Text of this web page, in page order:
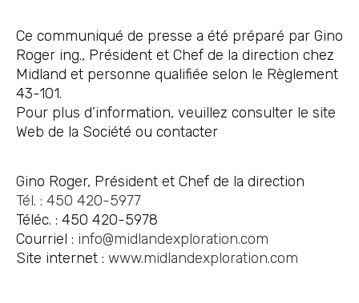
Ce communiqué de presse a été préparé par Gino
Roger ing., Président et Chef de la direction chez
Midland et personne qualifiée selon le Règlement
43-101.
Pour plus d’information, veuillez consulter le site
Web de la Société ou contacter
Gino Roger, Président et Chef de la direction
Tél. : 450 420-5977
Téléc. : 450 420-5978
Courriel : info@midlandexploration.com
Site internet : www.midlandexploration.com